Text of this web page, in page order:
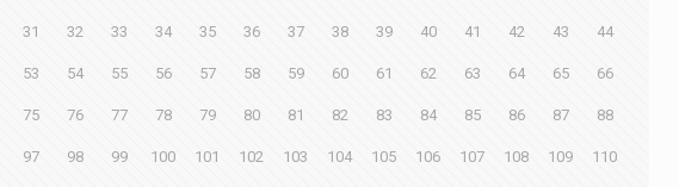
31 32 33 34 35 36 37 38 39 40 41 42 43 44
53 54 55 56 57 58 59 60 61 62 63 64 65 66
75 76 77 78 79 80 81 82 83 84 85 86 87 88
97 98 99 100 101 102 103 104 105 106 107 108 109 110